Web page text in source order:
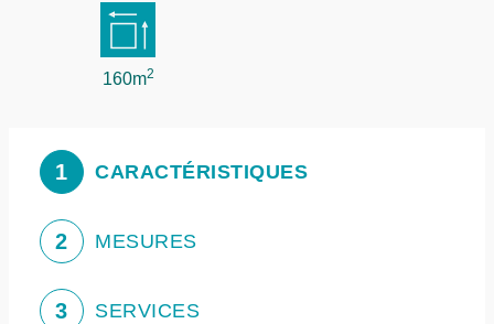
160m2
1 CARACTÉRISTIQUES
2 MESURES
3 SERVICES